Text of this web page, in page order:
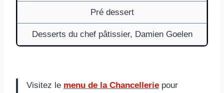
Pré dessert
Desserts du chef pâtissier, Damien Goelen
Visitez le menu de la Chancellerie pour